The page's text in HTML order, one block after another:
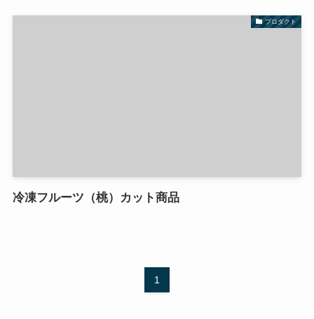
プロダクト
冷凍フルーツ（桃）カット商品
1